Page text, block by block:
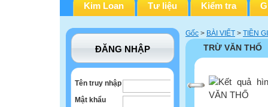
Kim Loan Tư liệu Kiểm tra
ĐĂNG NHẬP
Tên truy nhập
Mật khẩu
Gốc > BÀI VIẾT > TIỀN
TRỪ VĂN THỐ